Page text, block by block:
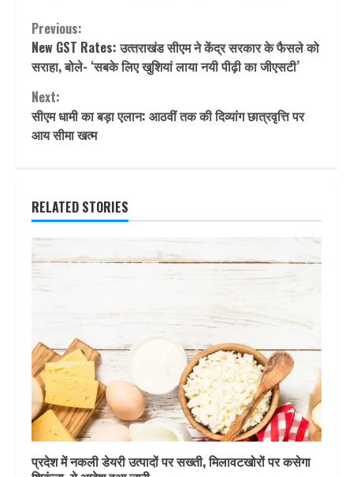
Continue
Reading
Previous:
New GST Rates: उत्‍तराखंड सीएम ने केंद्र सरकार के फैसले को
सराहा, बोले- ‘सबके लिए खुशियां लाया नयी पीढ़ी का जीएसटी’
Next:
सीएम धामी का बड़ा एलान: आठवीं तक की दिव्यांग छात्रवृत्ति पर
आय सीमा खत्म
RELATED STORIES
प्रदेश में नकली डेयरी उत्पादों पर सख्ती, मिलावटखोरों पर कसेगा